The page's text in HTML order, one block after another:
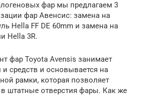
фар мы предлагаем 3
фар Авенсис: замена на
Hella FF DE 60mm и замена на
Hella 3R.
фар Toyota Avensis занимает
средств и основывается на
рамки, которая позволяет
в штатные отверстия фары. Как же